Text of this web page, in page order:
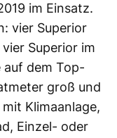
im Einsatz.
vier Superior
Superior im
auf dem Top-
groß und
Klimaanlage,
Einzel- oder